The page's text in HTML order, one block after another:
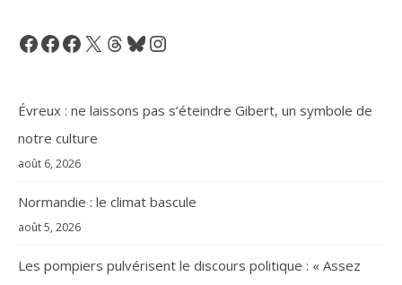
Facebook
Facebook
Facebook
X Threads
BlueskyInstagram
Évreux : ne laissons pas s’éteindre Gibert, un symbole de
notre culture
août 6, 2026
Normandie : le climat bascule
août 5, 2026
Les pompiers pulvérisent le discours politique : « Assez